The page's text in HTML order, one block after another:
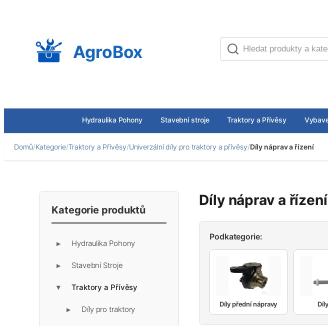
AgroBox
Hydraulika Pohony Stavební stroje Traktory a Přívěsy
Domů/Kategorie/Traktory a Přívěsy/Univerzální díly pro traktory a přívěsy/Díly náprav a řízení
Kategorie produktů
▶ Hydraulika Pohony
▶ Stavební Stroje
▶ Traktory a Přívěsy
▶ Díly pro traktory
Díly náprav a řízení
Podkategorie:
Díly přední nápravy